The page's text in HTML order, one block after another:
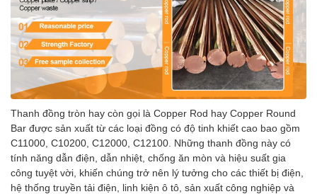
Thanh đồng tròn hay còn gọi là Copper Rod hay Copper Round
Bar được sản xuất từ ​​các loại đồng có độ tinh khiết cao bao gồm
C11000, C10200, C12000, C12100. Những thanh đồng này có
tính năng dẫn điện, dẫn nhiệt, chống ăn mòn và hiệu suất gia
công tuyệt vời, khiến chúng trở nên lý tưởng cho các thiết bị điện,
hệ thống truyền tải điện, linh kiện ô tô, sản xuất công nghiệp và